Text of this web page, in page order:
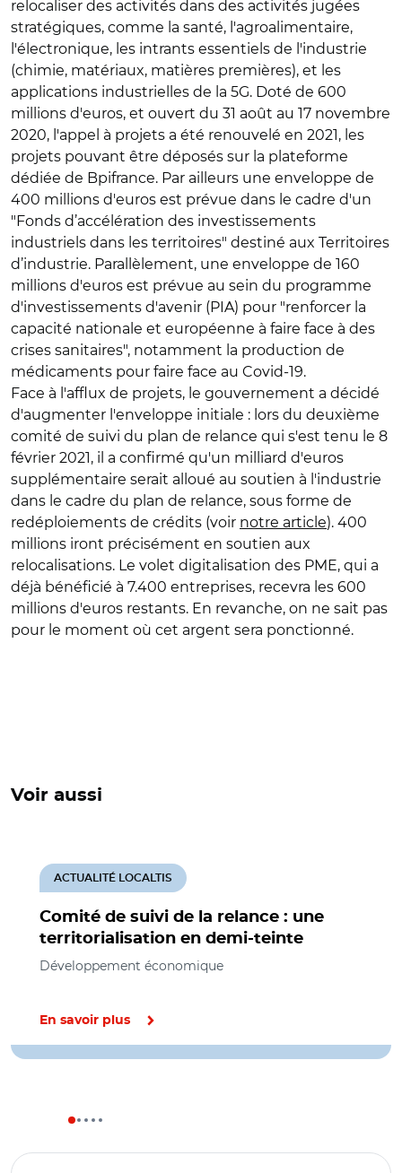
relocaliser des activités dans des activités jugées
stratégiques, comme la santé, l'agroalimentaire,
l'électronique, les intrants essentiels de l'industrie
(chimie, matériaux, matières premières), et les
applications industrielles de la 5G. Doté de 600
millions d'euros, et ouvert du 31 août au 17 novembre
2020, l'appel à projets a été renouvelé en 2021, les
projets pouvant être déposés sur la plateforme
dédiée de Bpifrance. Par ailleurs une enveloppe de
400 millions d'euros est prévue dans le cadre d'un
"Fonds d’accélération des investissements
industriels dans les territoires" destiné aux Territoires
d’industrie. Parallèlement, une enveloppe de 160
millions d'euros est prévue au sein du programme
d'investissements d'avenir (PIA) pour "renforcer la
capacité nationale et européenne à faire face à des
crises sanitaires", notamment la production de
médicaments pour faire face au Covid-19.
Face à l'afflux de projets, le gouvernement a décidé
d'augmenter l'enveloppe initiale : lors du deuxième
comité de suivi du plan de relance qui s'est tenu le 8
février 2021, il a confirmé qu'un milliard d'euros
supplémentaire serait alloué au soutien à l'industrie
dans le cadre du plan de relance, sous forme de
redéploiements de crédits (voir notre article). 400
millions iront précisément en soutien aux
relocalisations. Le volet digitalisation des PME, qui a
déjà bénéficié à 7.400 entreprises, recevra les 600
millions d'euros restants. En revanche, on ne sait pas
pour le moment où cet argent sera ponctionné.
Voir aussi
Comité de suivi de la relance : une
territorialisation en demi-teinte
ACTUALITÉ LOCALTIS
Développement économique
En savoir plus